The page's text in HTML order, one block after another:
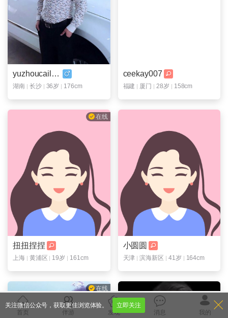
yuzhoucailian
湖南 长沙 36岁 176cm
在线
扭扭捏捏
上海 黄浦区 19岁 161cm
在线
ceekay007
福建 厦门 28岁 158cm
小圆圆
天津 滨海新区 41岁 164cm
首页 伴游 发现 消息 我的
关注微信公众号，获取更佳浏览体验。 立即关注